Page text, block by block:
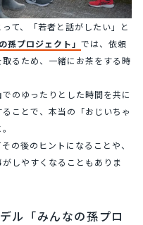
て、「若者と話がしたい」と
孫プロジェクト」 では、依頼
るため、一緒にお茶をする時
のゆったりとした時間を共に
ことで、本当の「おじいちゃ
の後のヒントになることや、
しやすくなることもありま
ル「みんなの孫プロ